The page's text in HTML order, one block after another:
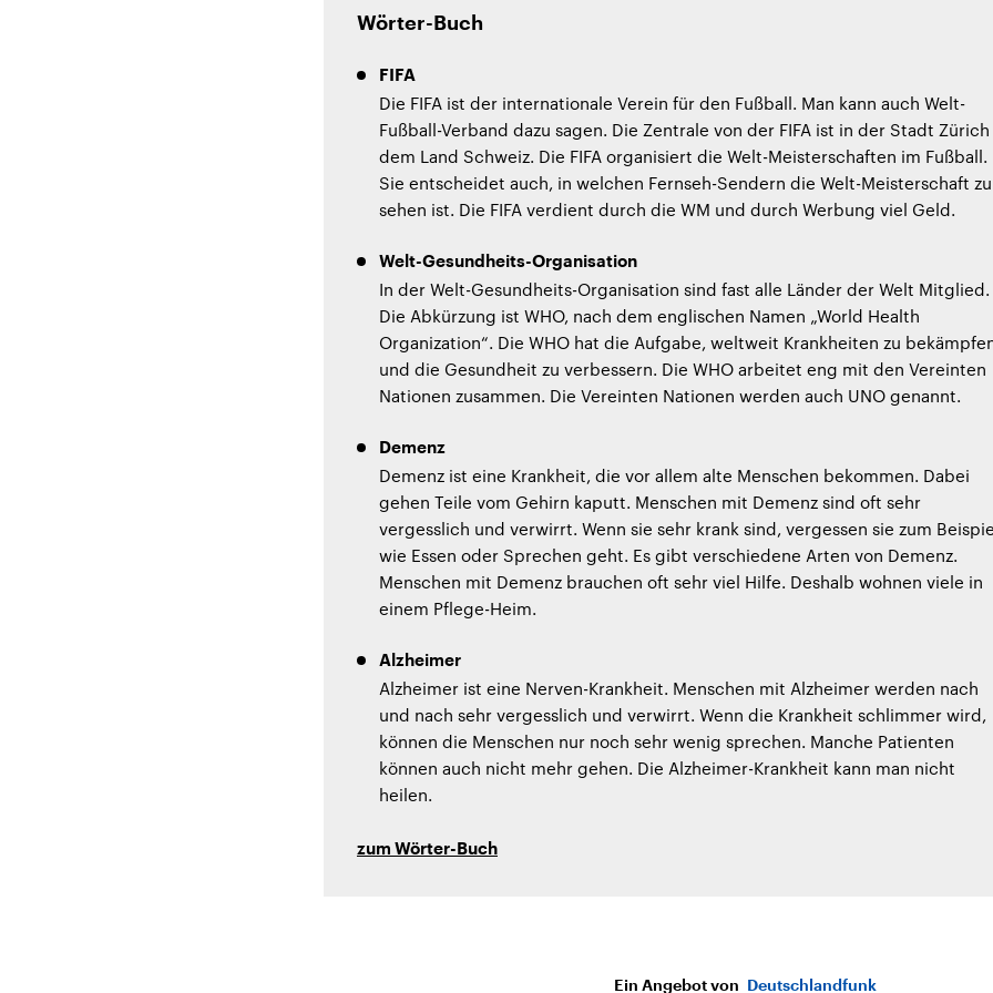
Wörter-Buch
FIFA
Die FIFA ist der internationale Verein für den Fußball. Man kann auch Welt-
Fußball-Verband dazu sagen. Die Zentrale von der FIFA ist in der Stadt
dem Land Schweiz. Die FIFA organisiert die Welt-Meisterschaften im Fußball.
Sie entscheidet auch, in welchen Fernseh-Sendern die Welt-Meisterschaft zu
sehen ist. Die FIFA verdient durch die WM und durch Werbung viel Geld.
Welt-Gesundheits-Organisation
In der Welt-Gesundheits-Organisation sind fast alle Länder der Welt Mitglied.
Die Abkürzung ist WHO, nach dem englischen Namen „World Health
Organization“. Die WHO hat die Aufgabe, weltweit Krankheiten zu
und die Gesundheit zu verbessern. Die WHO arbeitet eng mit den Vereinten
Nationen zusammen. Die Vereinten Nationen werden auch UNO genannt.
Demenz
Demenz ist eine Krankheit, die vor allem alte Menschen bekommen. Dabei
gehen Teile vom Gehirn kaputt. Menschen mit Demenz sind oft sehr
vergesslich und verwirrt. Wenn sie sehr krank sind, vergessen sie zum
wie Essen oder Sprechen geht. Es gibt verschiedene Arten von Demenz.
Menschen mit Demenz brauchen oft sehr viel Hilfe. Deshalb wohnen viele in
einem Pflege-Heim.
Alzheimer
Alzheimer ist eine Nerven-Krankheit. Menschen mit Alzheimer werden nach
und nach sehr vergesslich und verwirrt. Wenn die Krankheit schlimmer wird,
können die Menschen nur noch sehr wenig sprechen. Manche Patienten
können auch nicht mehr gehen. Die Alzheimer-Krankheit kann man nicht
heilen.
zum Wörter-Buch
Ein Angebot von Deutschlandfunk